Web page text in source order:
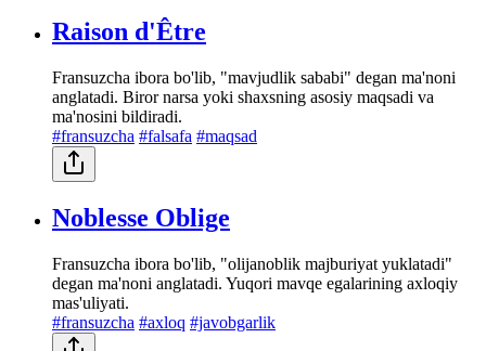
Raison d'Être
Fransuzcha ibora bo'lib, "mavjudlik sababi" degan ma'noni
anglatadi. Biror narsa yoki shaxsning asosiy maqsadi va
ma'nosini bildiradi.
#fransuzcha #falsafa #maqsad
Noblesse Oblige
Fransuzcha ibora bo'lib, "olijanoblik majburiyat yuklatadi"
degan ma'noni anglatadi. Yuqori mavqe egalarining axloqiy
mas'uliyati.
#fransuzcha #axloq #javobgarlik